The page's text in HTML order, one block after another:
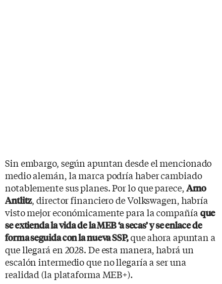
Sin embargo, según apuntan desde el mencionado
medio alemán, la marca podría haber cambiado
notablemente sus planes. Por lo que parece, Arno
Antlitz, director financiero de Volkswagen, habría
visto mejor económicamente para la compañía que
se extienda la vida de la MEB ‘a secas’ y se enlace de
forma seguida con la nueva SSP,que ahora apuntan a
que llegará en 2028. De esta manera, habrá un
escalón intermedio que no llegaría a ser una
realidad (la plataforma MEB+).